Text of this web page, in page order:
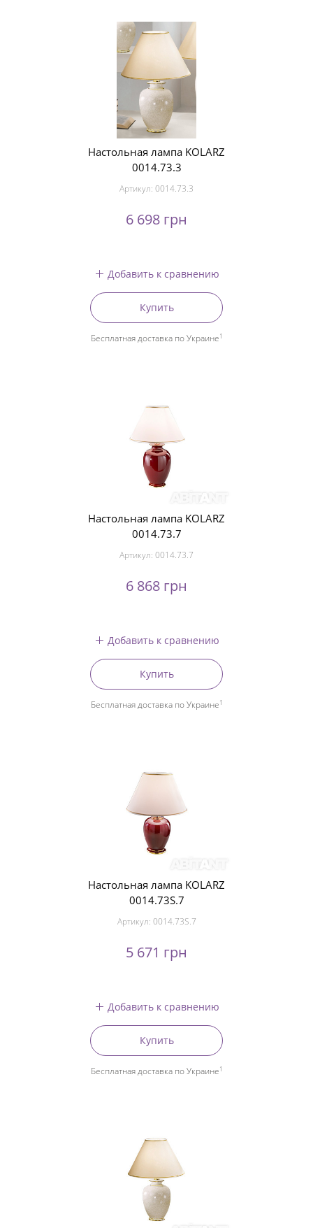
Настольная лампа KOLARZ
0014.73.3
Артикул: 0014.73.3
6 698 грн
Добавить к сравнению
Купить
Бесплатная доставка по Украине1
Настольная лампа KOLARZ
0014.73.7
Артикул: 0014.73.7
6 868 грн
Добавить к сравнению
Купить
Бесплатная доставка по Украине1
Настольная лампа KOLARZ
0014.73S.7
Артикул: 0014.73S.7
5 671 грн
Добавить к сравнению
Купить
Бесплатная доставка по Украине1